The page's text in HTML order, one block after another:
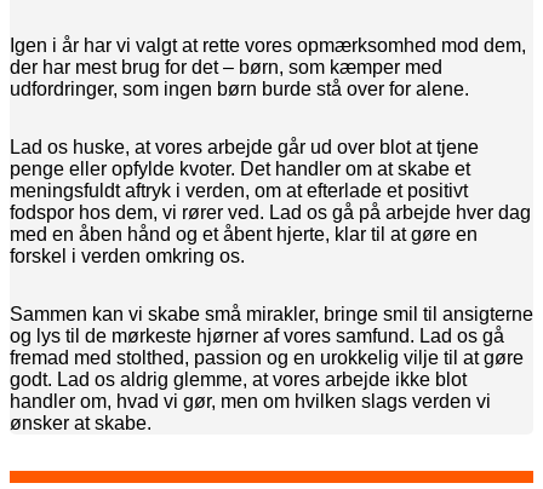
Igen i år har vi valgt at rette vores opmærksomhed mod dem,
der har mest brug for det – børn, som kæmper med
udfordringer, som ingen børn burde stå over for alene.
Lad os huske, at vores arbejde går ud over blot at tjene
penge eller opfylde kvoter. Det handler om at skabe et
meningsfuldt aftryk i verden, om at efterlade et positivt
fodspor hos dem, vi rører ved. Lad os gå på arbejde hver dag
med en åben hånd og et åbent hjerte, klar til at gøre en
forskel i verden omkring os.
Sammen kan vi skabe små mirakler, bringe smil til ansigterne
og lys til de mørkeste hjørner af vores samfund. Lad os gå
fremad med stolthed, passion og en urokkelig vilje til at gøre
godt. Lad os aldrig glemme, at vores arbejde ikke blot
handler om, hvad vi gør, men om hvilken slags verden vi
ønsker at skabe.